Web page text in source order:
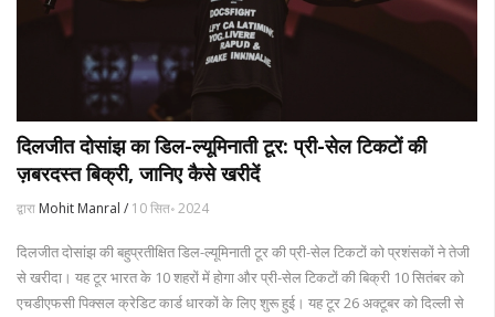
दिलजीत दोसांझ का डिल-ल्यूमिनाती टूर: प्री-सेल टिकटों की
ज़बरदस्त बिक्री, जानिए कैसे खरीदें
द्वारा Mohit Manral / 10 सित॰ 2024
दिलजीत दोसांझ की बहुप्रतीक्षित डिल-ल्यूमिनाती टूर की प्री-सेल टिकटों को प्रशंसकों ने तेजी
से खरीदा। यह टूर भारत के 10 शहरों में होगा और प्री-सेल टिकटों की बिक्री 10 सितंबर को
एचडीएफसी पिक्सल क्रेडिट कार्ड धारकों के लिए शुरू हुई। यह टूर 26 अक्टूबर को दिल्ली से